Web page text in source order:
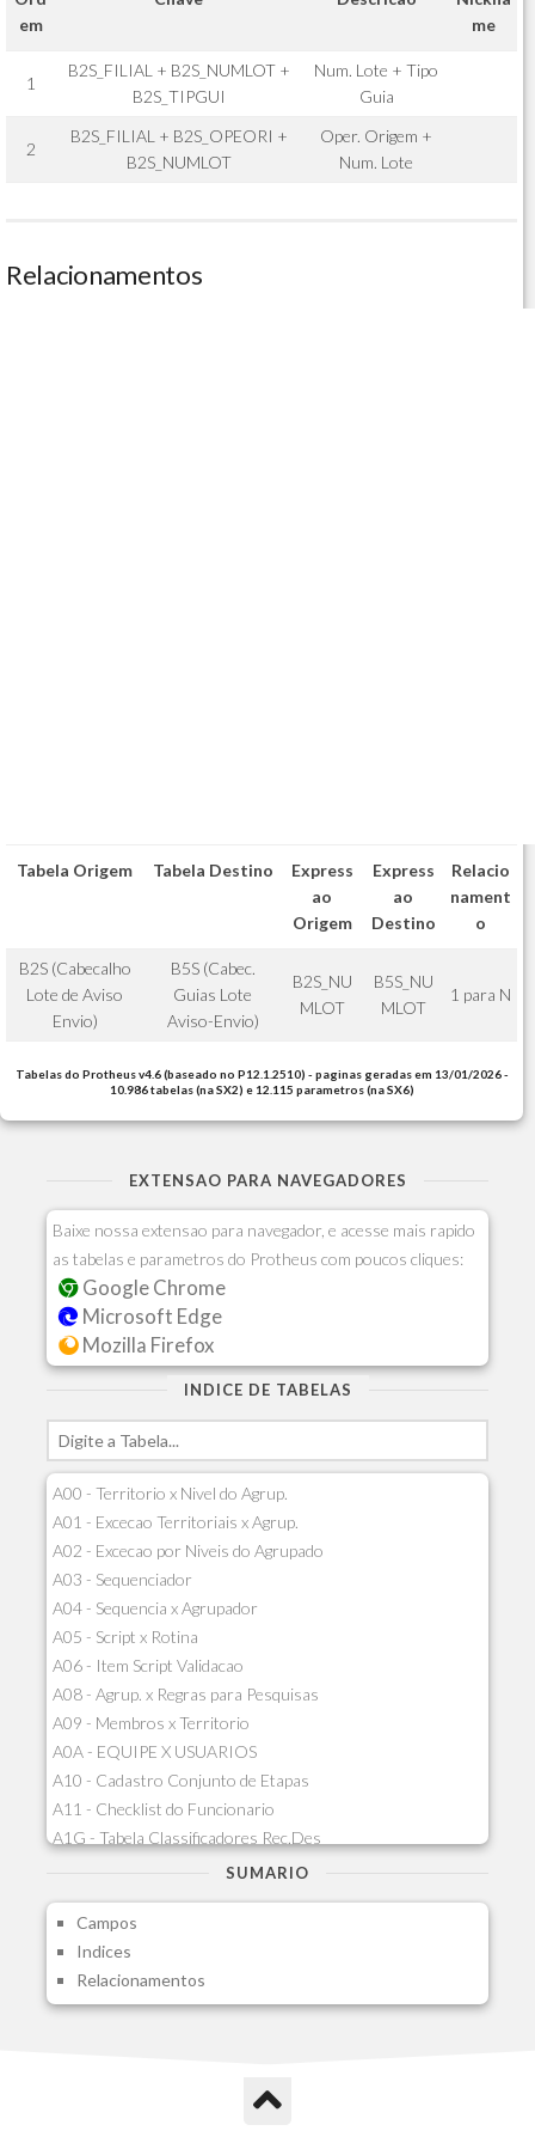
em
me
1
B2S_FILIAL + B2S_NUMLOT +
B2S_TIPGUI
Num. Lote + Tipo
Guia
2
B2S_FILIAL + B2S_OPEORI +
B2S_NUMLOT
Oper. Origem +
Num. Lote
Relacionamentos
Tabela Origem Tabela Destino
Express
ao
Origem
Express
ao
Destino
Relacio
nament
o
B2S (Cabecalho
Lote de Aviso
Envio)
B5S (Cabec.
Guias Lote
Aviso-Envio)
B2S_NU
MLOT
B5S_NU
MLOT
1 para N
Tabelas do Protheus v4.6 (baseado no P12.1.2510) - paginas geradas em 13/01/2026 -
10.986 tabelas (na SX2) e 12.115 parametros (na SX6)
EXTENSAO PARA NAVEGADORES
Baixe nossa extensao para navegador, e acesse mais rapido
as tabelas e parametros do Protheus com poucos cliques:
Google Chrome
Microsoft Edge
Mozilla Firefox
INDICE DE TABELAS
A00 - Territorio x Nivel do Agrup.
A01 - Excecao Territoriais x Agrup.
A02 - Excecao por Niveis do Agrupado
A03 - Sequenciador
A04 - Sequencia x Agrupador
A05 - Script x Rotina
A06 - Item Script Validacao
A08 - Agrup. x Regras para Pesquisas
A09 - Membros x Territorio
A0A - EQUIPE X USUARIOS
A10 - Cadastro Conjunto de Etapas
A11 - Checklist do Funcionario
A1G - Tabela Classificadores Rec.Des
A1H - Itens Tabela Classif.Rec.Desp.
A1J - Itens Aglutinadores Visao
A1N - Tipos de Card
A1O - Cards Dashboard
A1P - Tipos de Charts
A1S - Notificacoes do Vendedor
SUMARIO
Campos
Indices
Relacionamentos